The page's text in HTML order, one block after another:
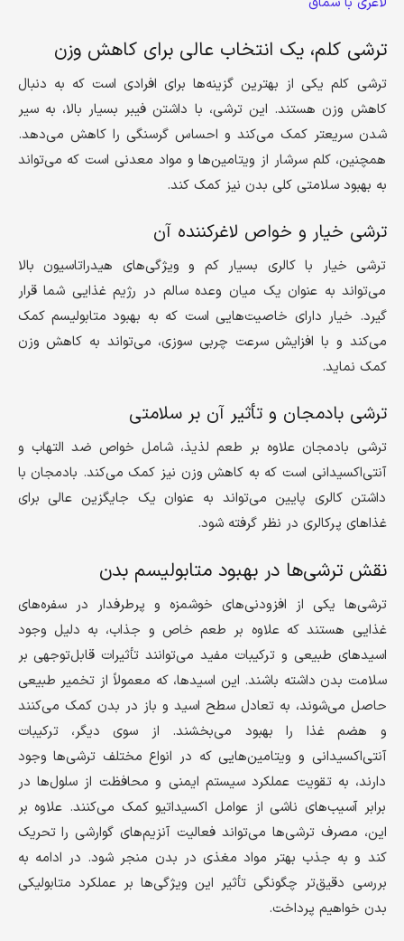
ترشی کلم، یک انتخاب عالی برای کاهش وزن
ترشی کلم یکی از بهترین گزینه‌ها برای افرادی است که به دنبال
کاهش وزن هستند. این ترشی، با داشتن فیبر بسیار بالا، به سیر
شدن سریعتر کمک می‌کند و احساس گرسنگی را کاهش می‌دهد.
همچنین، کلم سرشار از ویتامین‌ها و مواد معدنی است که می‌تواند
به بهبود سلامتی کلی بدن نیز کمک کند.
ترشی خیار و خواص لاغرکننده آن
ترشی خیار با کالری بسیار کم و ویژگی‌های هیدراتاسیون بالا
می‌تواند به عنوان یک میان وعده سالم در رژیم غذایی شما قرار
گیرد. خیار دارای خاصیت‌هایی است که به بهبود متابولیسم کمک
می‌کند و با افزایش سرعت چربی سوزی، می‌تواند به کاهش وزن
کمک نماید.
ترشی بادمجان و تأثیر آن بر سلامتی
ترشی بادمجان علاوه بر طعم لذیذ، شامل خواص ضد التهاب و
آنتی‌اکسیدانی است که به کاهش وزن نیز کمک می‌کند. بادمجان با
داشتن کالری پایین می‌تواند به عنوان یک جایگزین عالی برای
غذاهای پرکالری در نظر گرفته شود.
نقش ترشی‌ها در بهبود متابولیسم بدن
ترشی‌ها یکی از افزودنی‌های خوشمزه و پرطرفدار در سفره‌های
غذایی هستند که علاوه بر طعم خاص و جذاب، به دلیل وجود
اسیدهای طبیعی و ترکیبات مفید می‌توانند تأثیرات قابل‌توجهی بر
سلامت بدن داشته باشند. این اسیدها، که معمولاً از تخمیر طبیعی
حاصل می‌شوند، به تعادل سطح اسید و باز در بدن کمک می‌کنند
و هضم غذا را بهبود می‌بخشند. از سوی دیگر، ترکیبات
آنتی‌اکسیدانی و ویتامین‌هایی که در انواع مختلف ترشی‌ها وجود
دارند، به تقویت عملکرد سیستم ایمنی و محافظت از سلول‌ها در
برابر آسیب‌های ناشی از عوامل اکسیداتیو کمک می‌کنند. علاوه بر
این، مصرف ترشی‌ها می‌تواند فعالیت آنزیم‌های گوارشی را تحریک
کند و به جذب بهتر مواد مغذی در بدن منجر شود. در ادامه به
بررسی دقیق‌تر چگونگی تأثیر این ویژگی‌ها بر عملکرد متابولیکی
بدن خواهیم پرداخت.